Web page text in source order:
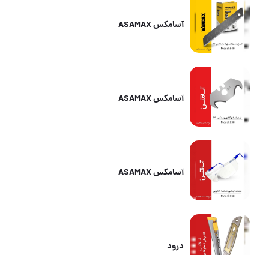
آسامکس ASAMAX
آسامکس ASAMAX
آسامکس ASAMAX
درود